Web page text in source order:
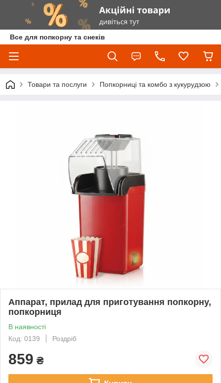
Все для попкорну та снеків
Товари та послуги Попкорниці та комбо з кукурудзою
Аппарат, прилад для приготування попкорну,
попкорниця
В наявності
Код: 0139
Роздріб
859 ₴